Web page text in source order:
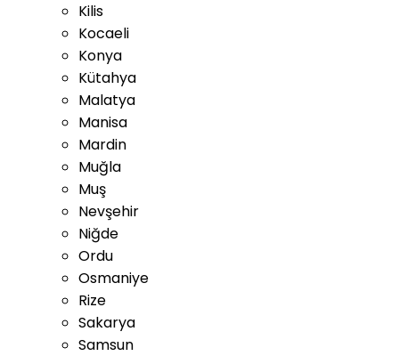
Kilis
Kocaeli
Konya
Kütahya
Malatya
Manisa
Mardin
Muğla
Muş
Nevşehir
Niğde
Ordu
Osmaniye
Rize
Sakarya
Samsun